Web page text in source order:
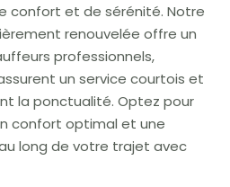
confort et de sérénité. Notre
renouvelée offre un
professionnels,
un service courtois et
la ponctualité. Optez pour
confort optimal et une
long de votre trajet avec